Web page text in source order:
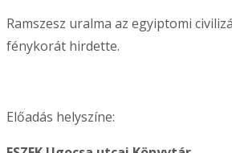
Ramszesz uralma az egyiptomi
fénykorát hirdette.
Előadás helyszíne: